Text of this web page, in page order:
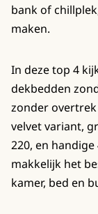
bank of
maken.
In deze top 4
dekbedden
zonder
velvet variant,
220, en
makkelijk het
kamer, bed en